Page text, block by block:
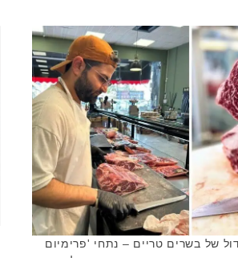
של בשרים טריים – נתחי 'פרימיום